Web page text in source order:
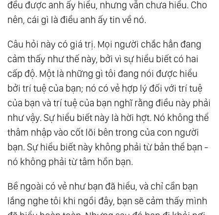
Ngạc Nhiên
Dẫn Đến Thế?
22.Tôi Cũng Yêu Kem
23.Tìm Kiếm Bụng Mẹ Vũ Trụ
24. Cây Đàn Piano Bị Bỏ Quên
25.Khi Tâm Trí Im Lặng, Trái Tim Mới Có Thể
Nghe
26. Bí Mật Đằng Sau Những Câu Chuyện Cười
27.Nguồn Cảm Hứng
Trừ Ma
29.Đáp Ứng Và Không Đáp Ứng
30.Chân Lý
đều được anh ấy hiểu, nhưng vẫn chưa hiểu. Cho
nên, cái gì là điều anh ấy tin về nó.
Câu hỏi này có giá trị. Mọi người chắc hẳn đang
cảm thấy như thế này, bởi vì sự hiểu biết có hai
cấp độ. Một là những gì tôi đang nói được hiểu
bởi trí tuệ của bạn; nó có vẻ hợp lý đối với trí tuệ
của bạn và trí tuệ của bạn nghĩ rằng điều này phải
như vậy. Sự hiểu biết này là hời hợt. Nó không thể
thâm nhập vào cốt lõi bên trong của con người
bạn. Sự hiểu biết này không phải từ bản thể bạn -
nó không phải từ tâm hồn bạn.
Bề ngoài có vẻ như bạn đã hiểu, và chỉ cần bạn
lắng nghe tôi khi ngồi đây, bạn sẽ cảm thấy mình